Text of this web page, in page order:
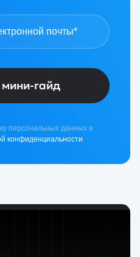
мини-гайд
персональных данных в
конфиденциальности